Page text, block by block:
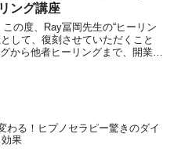
ング講座
の度、Ray冨岡先生の“ヒーリン
して、復刻させていただくこと
から他者ヒーリングまで、開業出
わる！ヒプノセラピー驚きのダイ
果